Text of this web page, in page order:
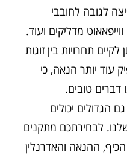
לגובה לחובבי
מדליקים ועוד.
תחרויות בין זוגות
עוד יותר הנאה, כי
דברים טובים.
הגדולים יכולים
לבחירתכם מתקנים
ההנאה והאדרנלין